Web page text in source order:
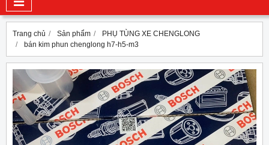
Trang chủ Sản phẩm
PHỤ TÙNG XE CHENGLONG
bán kim phun chenglong h7-h5-m3